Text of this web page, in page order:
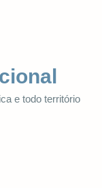
e todo território